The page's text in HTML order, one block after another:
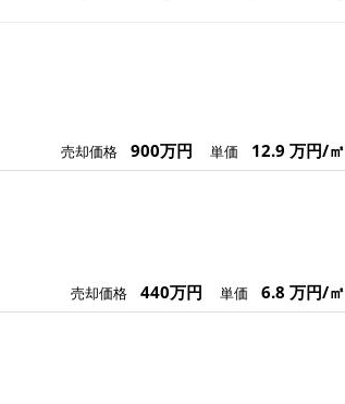
売却価格 900万円 単価 12.9 万円/㎡
売却価格 440万円 単価 6.8 万円/㎡